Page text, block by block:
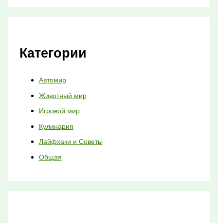
Категории
Автомир
Животный мир
Игровой мир
Кулинария
Лайфхаки и Советы
Общая